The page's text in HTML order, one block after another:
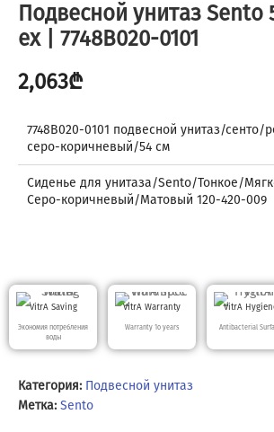
Подвесной унитаз Sento
ex | 7748B020-0101
2,063₾
7748B020-0101 подвесной унитаз/
серо-коричневый/54 см
Сиденье для унитаза/Sento/Тонкое/
Серо-коричневый/Матовый 120-420-009
VitrA Saving
Экономия потребления
воды
VitrA Warranty
Warranty 10 years
VitrA
Antibacterial
Категория: Подвесной унитаз
Метка: Sento